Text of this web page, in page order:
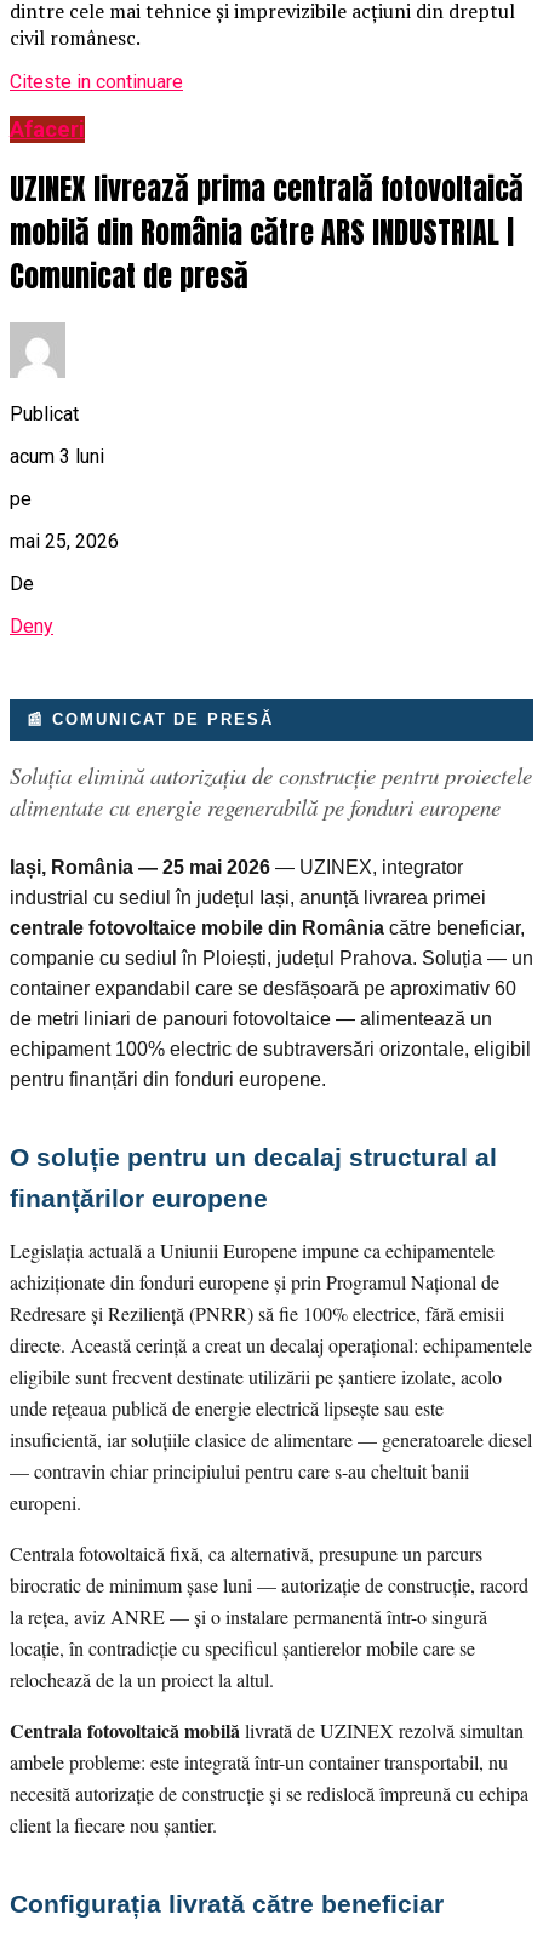
dintre cele mai tehnice și imprevizibile acțiuni din dreptul
civil românesc.
Citeste in continuare
Afaceri
UZINEX livrează prima centrală fotovoltaică
mobilă din România către ARS INDUSTRIAL |
Comunicat de presă
Publicat
acum 3 luni
pe
mai 25, 2026
De
Deny
📰 COMUNICAT DE PRESĂ
Soluția elimină autorizația de construcție pentru proiectele
alimentate cu energie regenerabilă pe fonduri europene
Iași, România — 25 mai 2026 — UZINEX, integrator
industrial cu sediul în județul Iași, anunță livrarea primei
centrale fotovoltaice mobile din România către beneficiar,
companie cu sediul în Ploiești, județul Prahova. Soluția — un
container expandabil care se desfășoară pe aproximativ 60
de metri liniari de panouri fotovoltaice — alimentează un
echipament 100% electric de subtraversări orizontale, eligibil
pentru finanțări din fonduri europene.
O soluție pentru un decalaj structural al
finanțărilor europene
Legislația actuală a Uniunii Europene impune ca echipamentele
achiziționate din fonduri europene și prin Programul Național de
Redresare și Reziliență (PNRR) să fie 100% electrice, fără emisii
directe. Această cerință a creat un decalaj operațional: echipamentele
eligibile sunt frecvent destinate utilizării pe șantiere izolate, acolo
unde rețeaua publică de energie electrică lipsește sau este
insuficientă, iar soluțiile clasice de alimentare — generatoarele diesel
— contravin chiar principiului pentru care s-au cheltuit banii
europeni.
Centrala fotovoltaică fixă, ca alternativă, presupune un parcurs
birocratic de minimum șase luni — autorizație de construcție, racord
la rețea, aviz ANRE — și o instalare permanentă într-o singură
locație, în contradicție cu specificul șantierelor mobile care se
relochează de la un proiect la altul.
Centrala fotovoltaică mobilălivrată de UZINEX rezolvă simultan
ambele probleme: este integrată într-un container transportabil, nu
necesită autorizație de construcție și se redislocă împreună cu echipa
client la fiecare nou șantier.
Configurația livrată către beneficiar